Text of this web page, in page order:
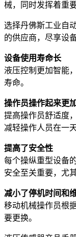
械，同时发挥着重
选择丹佛斯工业自
的供应商，尽享设
设备使用寿命长
液压控制更加智能
寿命。
操作员操作起来更
提高操作员舒适度
减轻操作人员在一
提高了安全性
每个操纵重型设备
安全至关重要，尤
减小了停机时间和
移动机械操作员根
要更换。